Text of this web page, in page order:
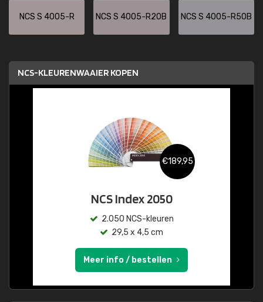
NCS S 4005-R NCS S 4005-R20B NCS S 4005-R50B
NCS-KLEURENWAAIER KOPEN
€189,95
NCS Index 2050
2.050 NCS-kleuren
29,5 x 4,5 cm
Meer info / bestellen